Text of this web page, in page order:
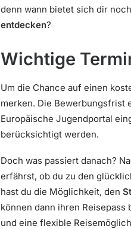
denn wann bietet sich dir
entdecken?
Wichtige
Um die Chance auf einen
merken. Die Bewerbungsfrist
Europäische Jugendportal
berücksichtigt werden.
Doch was passiert danach?
erfährst, ob du zu den
hast du die Möglichkeit, den
können dann ihren
und eine flexible